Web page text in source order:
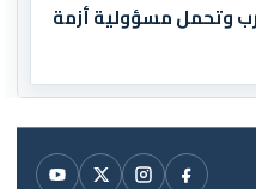
وتحمل مسؤولية أزمة